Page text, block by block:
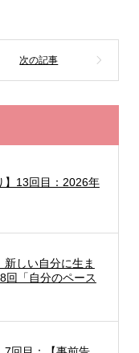
】13回目：2026年
新しい自分に生ま
「自分のペース